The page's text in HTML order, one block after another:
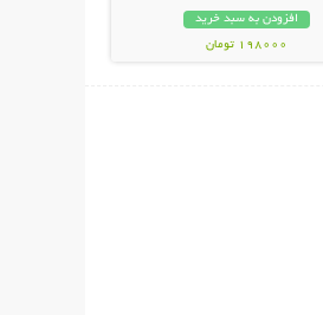
افزودن به سبد خرید
198000 تومان